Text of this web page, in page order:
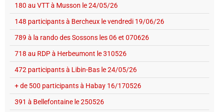
180 au VTT à Musson le 24/05/26
148 participants à Bercheux le vendredi 19/06/26
789 à la rando des Sossons les 06 et 070626
718 au RDP à Herbeumont le 310526
472 participants à Libin-Bas le 24/05/26
+ de 500 participants à Habay 16/170526
391 à Bellefontaine le 250526